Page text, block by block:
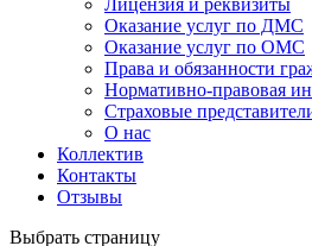
Лицензия и реквизиты
Оказание услуг по ДМС
Оказание услуг по ОМС
Права и обязанности
Нормативно-правовая
Страховые
О нас
Коллектив
Контакты
Отзывы
Выбрать страницу